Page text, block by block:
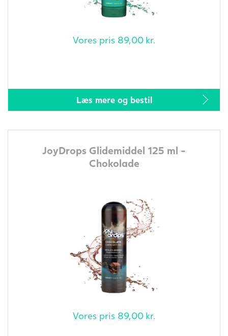
Vores pris 89,00 kr.
Læs mere og bestil
JoyDrops Glidemiddel 125 ml -
Chokolade
Vores pris 89,00 kr.